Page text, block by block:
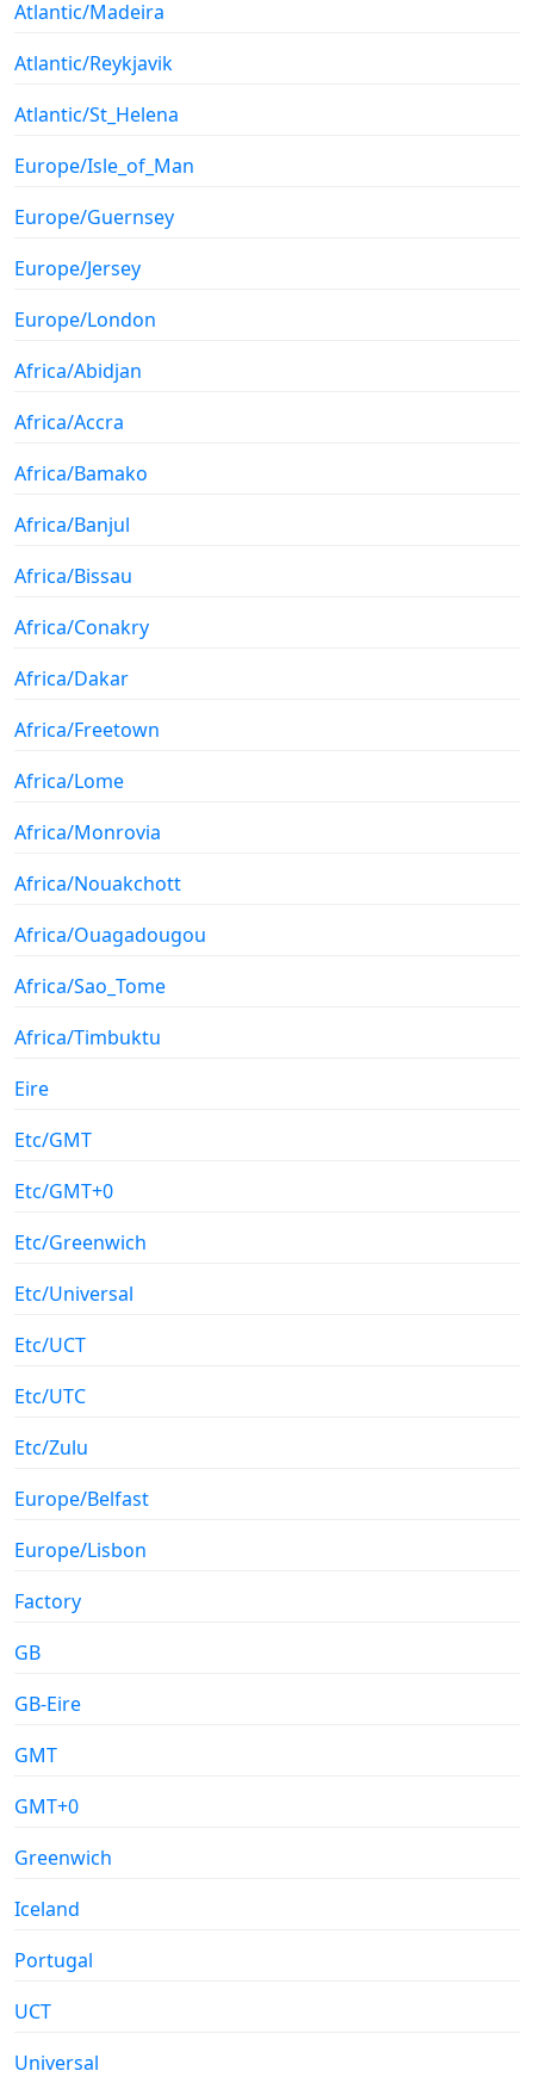
Atlantic/Madeira
Atlantic/Reykjavik
Atlantic/St_Helena
Europe/Isle_of_Man
Europe/Guernsey
Europe/Jersey
Europe/London
Africa/Abidjan
Africa/Accra
Africa/Bamako
Africa/Banjul
Africa/Bissau
Africa/Conakry
Africa/Dakar
Africa/Freetown
Africa/Lome
Africa/Monrovia
Africa/Nouakchott
Africa/Ouagadougou
Africa/Sao_Tome
Africa/Timbuktu
Eire
Etc/GMT
Etc/GMT+0
Etc/Greenwich
Etc/Universal
Etc/UCT
Etc/UTC
Etc/Zulu
Europe/Belfast
Europe/Lisbon
Factory
GB
GB-Eire
GMT
GMT+0
Greenwich
Iceland
Portugal
UCT
Universal